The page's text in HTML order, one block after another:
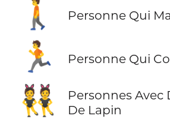
🚶 Personne Qui
🏃 Personne Qui
👯
Personnes Avec
De Lapin